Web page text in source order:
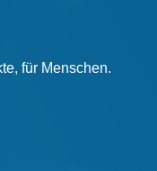
für Menschen.